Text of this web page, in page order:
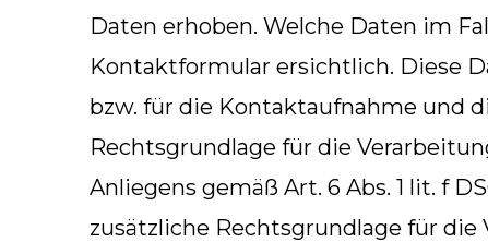
Daten erhoben. Welche Daten im
Kontaktformular ersichtlich. Diese
bzw. für die Kontaktaufnahme und
Rechtsgrundlage für die
Anliegens gemäß Art. 6 Abs. 1 lit. f
zusätzliche Rechtsgrundlage für die